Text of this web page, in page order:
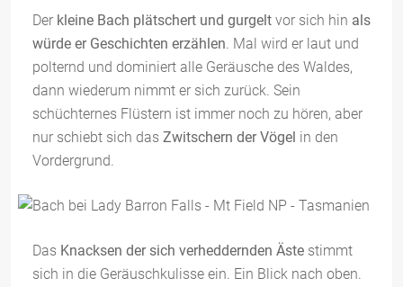
Der kleine Bach plätschert und gurgelt vor sich hin als
würde er Geschichten erzählen . Mal wird er laut und
polternd und dominiert alle Geräusche des Waldes,
dann wiederum nimmt er sich zurück. Sein
schüchternes Flüstern ist immer noch zu hören, aber
nur schiebt sich das Zwitschern der Vögel in den
Vordergrund.
Das Knacksen der sich verheddernden Äste stimmt
sich in die Geräuschkulisse ein. Ein Blick nach oben.